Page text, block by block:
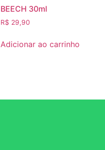
BEECH 30ml
R$ 29,90
Adicionar ao carrinho